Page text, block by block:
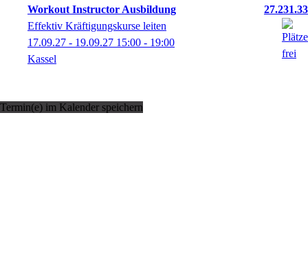
Workout Instructor Ausbildung
27.231.33
Effektiv Kräftigungskurse leiten
17.09.27 - 19.09.27 15:00 - 19:00
Kassel
Termin(e) im Kalender speichern